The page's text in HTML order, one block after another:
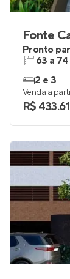
Fonte
Pronto
63 a 74
2 e 3
Venda a
R$